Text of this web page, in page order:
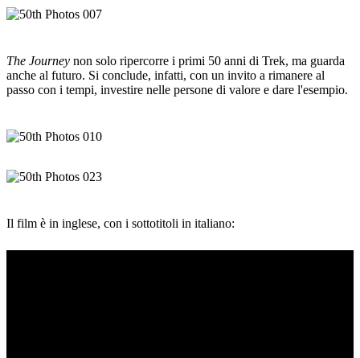
The Journey non solo ripercorre i primi 50 anni di Trek, ma guarda
anche al futuro. Si conclude, infatti, con un invito a rimanere al
passo con i tempi, investire nelle persone di valore e dare l'esempio.
Il film è in inglese, con i sottotitoli in italiano: